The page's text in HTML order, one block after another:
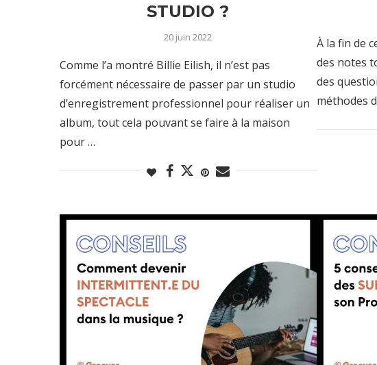
STUDIO ?
20 juin 2022
Comme l’a montré Billie Eilish, il n’est pas
forcément nécessaire de passer par un studio
d’enregistrement professionnel pour réaliser un
album, tout cela pouvant se faire à la maison
pour …
À la fin de
des notes
des
méthodes